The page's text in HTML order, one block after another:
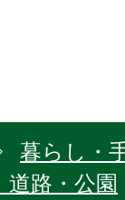
暮らし・
道路・公園